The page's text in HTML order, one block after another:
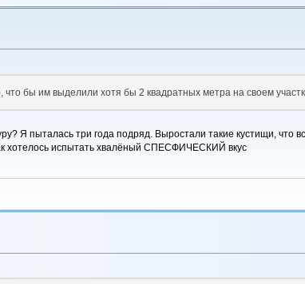
бы им выделили хотя бы 2 квадратных метра на своем
Я пыталась три года подряд. Выростали такие кустищи, что
хотелось испытать хвалёный СПЕСФИЧЕСКИЙ вкус